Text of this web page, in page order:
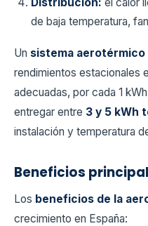
de baja temperatura,
Un sistema aerotérmico
rendimientos estacionales
adecuadas, por cada 1
entregar entre 3 y 5 kWh
instalación y temperatura
Beneficios
Los beneficios de la
crecimiento en España: